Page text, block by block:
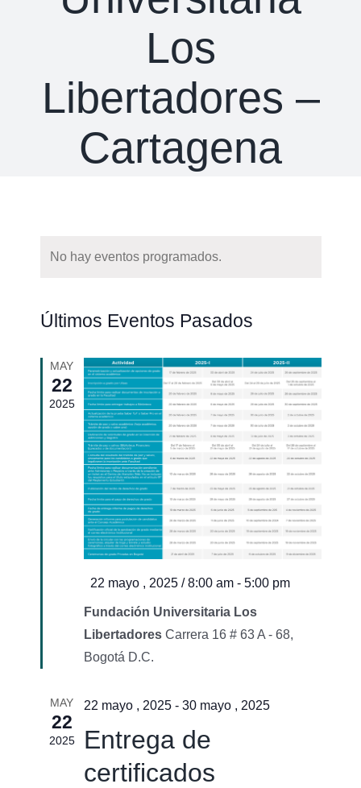
Los
Libertadores –
Cartagena
No hay eventos programados.
y
vistas
de
vistas
Últimos Eventos Pasados
MAY
22
2025
Destacado
22 mayo , 2025 / 8:00 am- 5:00 pm
Fundación Universitaria Los
Libertadores Carrera 16 # 63 A - 68,
Bogotá D.C.
MAY
22
2025
22 mayo , 2025- 30 mayo , 2025
Entrega de
certificados